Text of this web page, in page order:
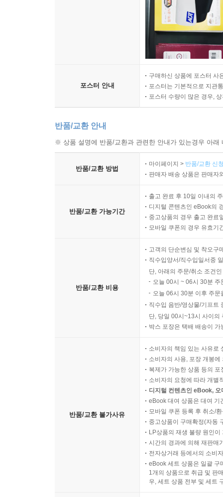
포스터 안내
구매하신 상품에 포스터 사
포스터는 기본적으로 지관
포스터 수량이 많은 경우,
반품/교환 안내
※ 상품 설명에 반품/교환과 관련한 안내가 있는경우 아
반품/교환 방법
마이페이지 > 반품/교환 신
판매자 배송 상품은 판매자
반품/교환 가능기간
출고 완료 후 10일 이내의
디지털 콘텐츠인 eBook의
중고상품의 경우 출고 완료
모바일 쿠폰의 경우 유효기
반품/교환 비용
고객의 단순변심 및 착오구
직수입양서/직수입일서중
단, 아래의 주문/취소 조건
오늘 00시 ~ 06시 30분
오늘 06시 30분 이후 주
직수입 음반/영상물/기프트
단, 당일 00시~13시 사이의
박스 포장은 택배 배송이
반품/교환 불가사유
소비자의 책임 있는 사유로
소비자의 사용, 포장 개봉
복제가 가능한 상품 등의
소비자의 요청에 따라 개별
디지털 컨텐츠인 eBook,
eBook 대여 상품은 대여 기
모바일 쿠폰 등록 후 취소/
중고상품이 구매확정(자동
LP상품의 재생 불량 원인
시간의 경과에 의해 재판매
전자상거래 등에서의 소비
eBook 세트 상품은 일괄 구
1개의 상품으로 취급 및 판
우, 세트 상품 전부 및 세트